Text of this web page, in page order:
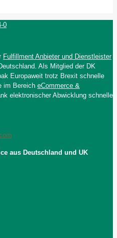
0
Fulfillment Anbieter und Dienstleister
Als Mitglied der DK
Europaweit trotz Brexit schnelle
im Bereich eCommerce &
elektronischer Abwicklung schnelle
aus Deutschland und UK